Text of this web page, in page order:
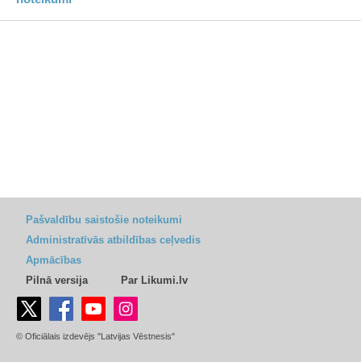
Pašvaldību saistošie noteikumi
Administratīvās atbildības ceļvedis
Apmācības
Pilnā versija
Par Likumi.lv
© Oficiālais izdevējs "Latvijas Vēstnesis"